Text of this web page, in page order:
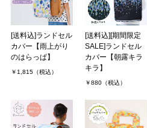
[送料込]ランドセル
カバー【雨上がり
のはらっぱ】
￥1,815（税込）
[送料込][期間限定
SALE]ランドセル
カバー【朝露キラ
キラ】
￥880（税込）